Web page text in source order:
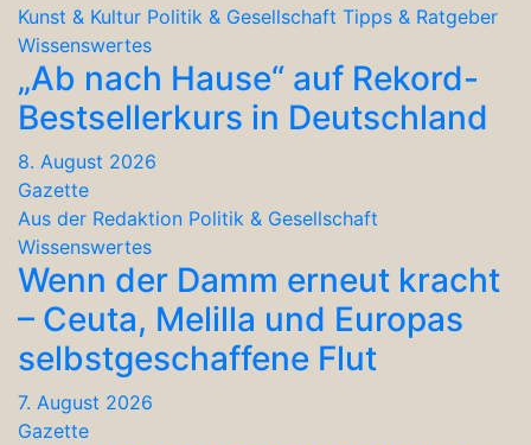
Kunst & Kultur Politik & Gesellschaft Tipps & Ratgeber
Wissenswertes
„Ab nach Hause“ auf Rekord-
Bestsellerkurs in Deutschland
8. August 2026
Gazette
Aus der Redaktion Politik & Gesellschaft
Wissenswertes
Wenn der Damm erneut kracht
– Ceuta, Melilla und Europas
selbstgeschaffene Flut
7. August 2026
Gazette